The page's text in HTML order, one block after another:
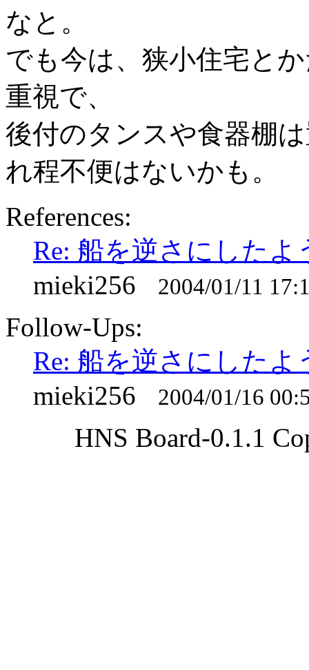
なと。
でも今は、狭小住宅と
重視で、
後付のタンスや食器棚
れ程不便はないかも。
References:
Re: 船を逆さにしたよ
mieki256 2004/01/11
Follow-Ups:
Re: 船を逆さにしたよ
mieki256 2004/01/16
HNS Board-0.1.1